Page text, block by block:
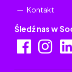
Kontakt
Śledź nas w